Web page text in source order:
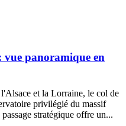
vue panoramique en
et la Lorraine, le col de
privilégié du massif
stratégique offre un...